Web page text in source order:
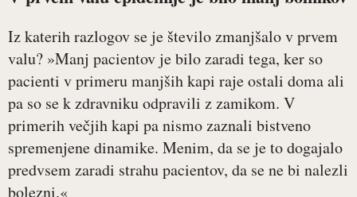
Iz katerih razlogov se je število zmanjšalo v prvem
valu? »Manj pacientov je bilo zaradi tega, ker so
pacienti v primeru manjših kapi raje ostali doma ali
pa so se k zdravniku odpravili z zamikom. V
primerih večjih kapi pa nismo zaznali bistveno
spremenjene dinamike. Menim, da se je to dogajalo
predvsem zaradi strahu pacientov, da se ne bi nalezli
bolezni.«